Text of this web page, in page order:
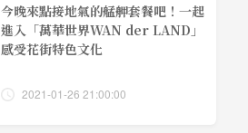
今晚來點接地氣的艋舺套餐吧！一起
進入「萬華世界WAN der LAND」
感受花街特色文化
2021-01-26 21:00:00